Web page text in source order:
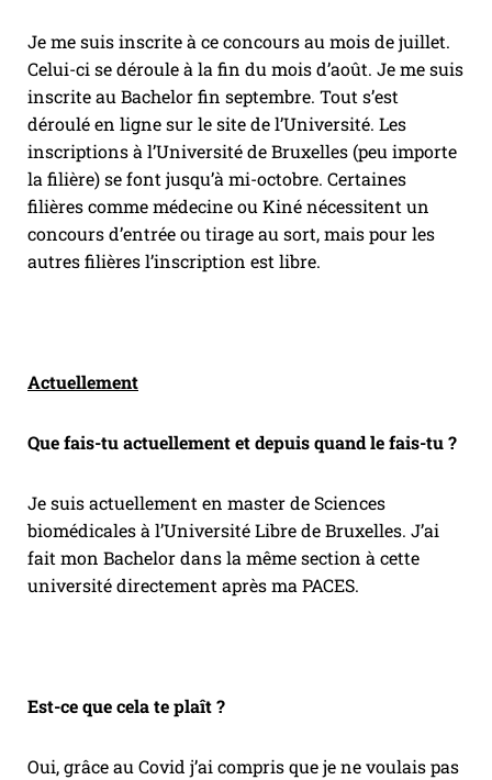
Je me suis inscrite à ce concours au mois de juillet.
Celui-ci se déroule à la fin du mois d’août. Je me suis
inscrite au Bachelor fin septembre. Tout s’est
déroulé en ligne sur le site de l’Université. Les
inscriptions à l’Université de Bruxelles (peu importe
la filière) se font jusqu’à mi-octobre. Certaines
filières comme médecine ou Kiné nécessitent un
concours d’entrée ou tirage au sort, mais pour les
autres filières l’inscription est libre.
Actuellement
Que fais-tu actuellement et depuis quand le fais-tu ?
Je suis actuellement en master de Sciences
biomédicales à l’Université Libre de Bruxelles. J’ai
fait mon Bachelor dans la même section à cette
université directement après ma PACES.
Est-ce que cela te plaît ?
Oui, grâce au Covid j’ai compris que je ne voulais pas